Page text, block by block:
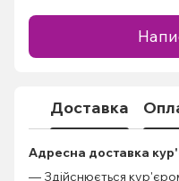
Доставка
Адресна доставка
— Здійснюється